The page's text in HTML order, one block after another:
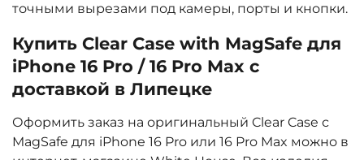
точными вырезами под камеры, порты и кнопки.
Купить Clear Case with MagSafe для
iPhone 16 Pro / 16 Pro Max с
доставкой в Липецке
Оформить заказ на оригинальный Clear Case с
MagSafe для iPhone 16 Pro или 16 Pro Max можно в